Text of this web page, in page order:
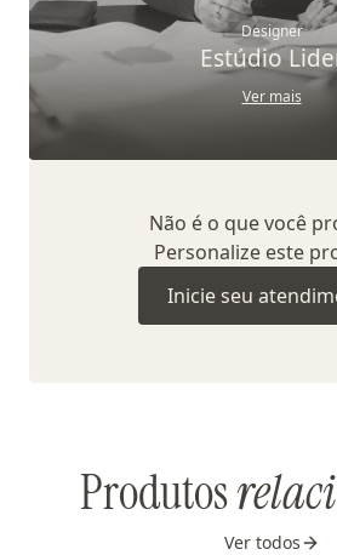
Designer
Estúdio
Ver mais
Não é o que você
Personalize este
Inicie seu
Produtos
Ver todos